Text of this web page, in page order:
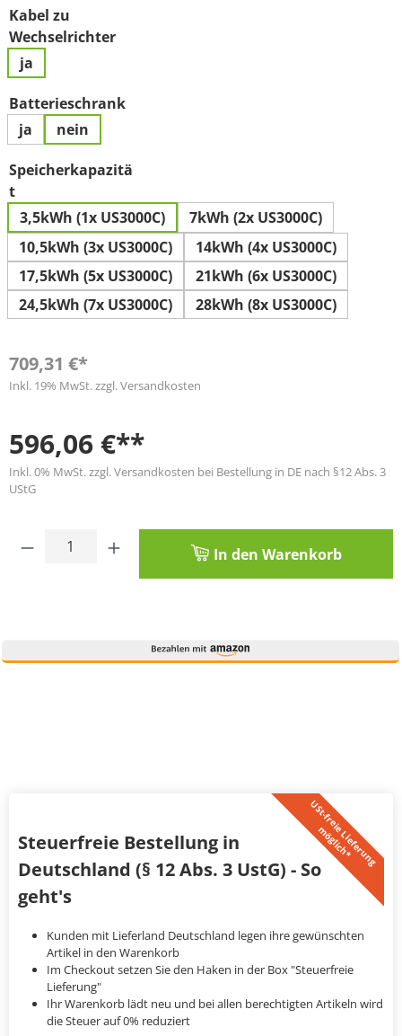
Kabel zu
Wechselrichterauswählen
ja
Batterieschrankauswählen
ja
nein
Speicherkapazitä
tauswählen
3,5kWh (1x US3000C)
7kWh (2x US3000C)
10,5kWh (3x US3000C)
14kWh (4x US3000C)
17,5kWh (5x US3000C)
21kWh (6x US3000C)
24,5kWh (7x US3000C)
28kWh (8x US3000C)
709,31 €*
Inkl. 19% MwSt. zzgl. Versandkosten
596,06 €**
Inkl. 0% MwSt. zzgl. Versandkosten bei Bestellung in DE nach §12 Abs. 3
UStG
Produkt Anzahl: Gib den gewünschten
In den Warenkorb
U
S
t
-
f
r
e
i
e
L
i
e
f
e
r
u
n
g
m
ö
g
l
i
c
h
*
Steuerfreie Bestellung in
Deutschland (§ 12 Abs. 3 UstG) - So
geht's
Kunden mit Lieferland Deutschland legen ihre gewünschten
Artikel in den Warenkorb
Im Checkout setzen Sie den Haken in der Box "Steuerfreie
Lieferung"
Ihr Warenkorb lädt neu und bei allen berechtigten Artikeln wird
die Steuer auf 0% reduziert